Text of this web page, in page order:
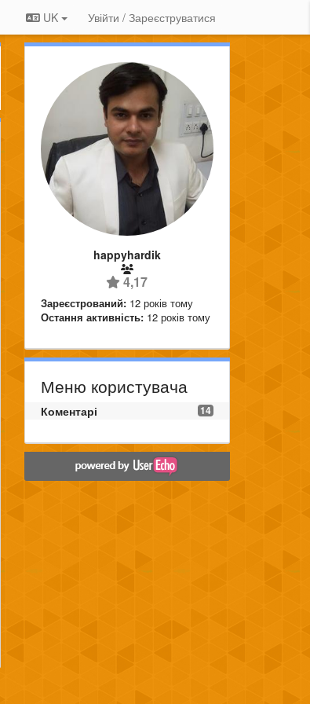
UK Увійти / Зареєструватися
happyhardik
4,17
Зареєстрований: 12 років тому
Остання активність: 12 років тому
Меню користувача
14
Коментарі